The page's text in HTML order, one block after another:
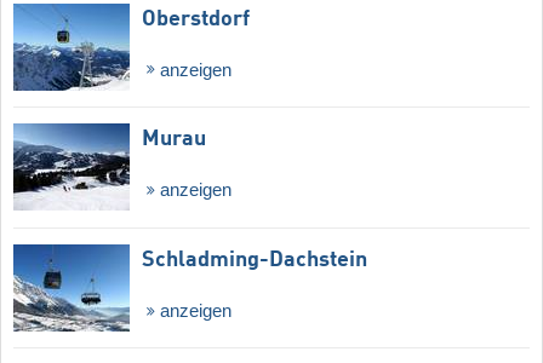
Oberstdorf
anzeigen
Murau
anzeigen
Schladming-Dachstein
anzeigen